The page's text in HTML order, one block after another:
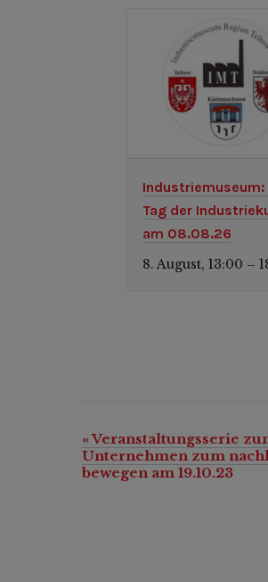
Industriemuseum:
Tag der
am 08.08.26
8. August, 13:00 –
Veranstaltung-
Navigation
«Veranstaltungsserie
Unternehmen zum
bewegen am 19.10.23